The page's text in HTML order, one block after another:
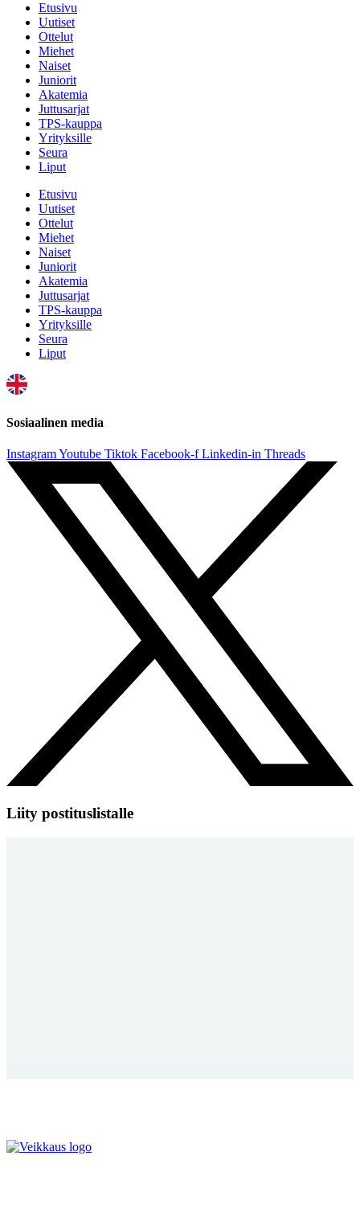
Etusivu
Uutiset
Ottelut
Miehet
Naiset
Juniorit
Akatemia
Juttusarjat
TPS-kauppa
Yrityksille
Seura
Liput
Etusivu
Uutiset
Ottelut
Miehet
Naiset
Juniorit
Akatemia
Juttusarjat
TPS-kauppa
Yrityksille
Seura
Liput
Sosiaalinen media
InstagramYoutube Tiktok Facebook-f Linkedin-in Threads
Liity postituslistalle